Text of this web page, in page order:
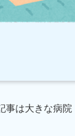
は大きな病